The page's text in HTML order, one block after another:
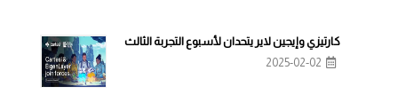
كارتيزي وإيجين لاير يتحدان لأسبوع التجربة الثالث
2025-02-02